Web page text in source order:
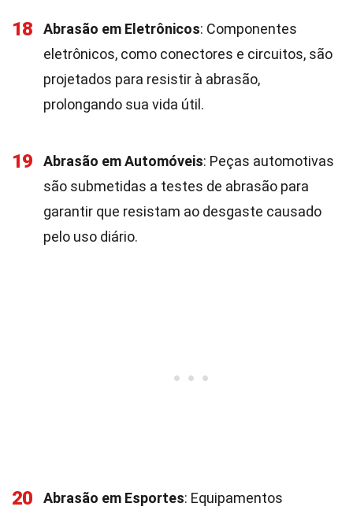
18 Abrasão em Eletrônicos: Componentes
eletrônicos, como conectores e circuitos, são
projetados para resistir à abrasão,
prolongando sua vida útil.
19 Abrasão em Automóveis: Peças automotivas
são submetidas a testes de abrasão para
garantir que resistam ao desgaste causado
pelo uso diário.
20 Abrasão em Esportes: Equipamentos